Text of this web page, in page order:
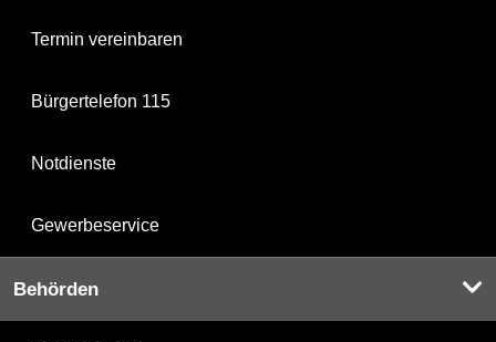
Termin vereinbaren
Bürgertelefon 115
Notdienste
Gewerbeservice
Behörden